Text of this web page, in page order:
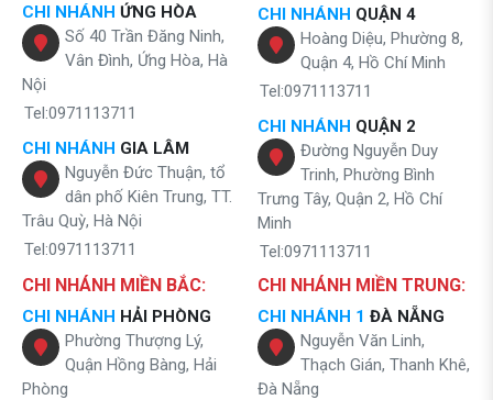
CHI NHÁNH ỨNG HÒA
Số 40 Trần Đăng Ninh,
Vân Đình, Ứng Hòa, Hà
Nội
Tel:0971113711
CHI NHÁNH GIA LÂM
Nguyễn Đức Thuận, tổ
dân phố Kiên Trung, TT.
Trâu Quỳ, Hà Nội
Tel:0971113711
CHI NHÁNH QUẬN 4
Hoàng Diệu, Phường 8,
Quận 4, Hồ Chí Minh
Tel:0971113711
CHI NHÁNH QUẬN 2
Đường Nguyễn Duy
Trinh, Phường Bình
Trưng Tây, Quận 2, Hồ Chí
Minh
Tel:0971113711
CHI NHÁNH MIỀN BẮC:
CHI NHÁNH HẢI PHÒNG
Phường Thượng Lý,
Quận Hồng Bàng, Hải
Phòng
CHI NHÁNH MIỀN TRUNG:
CHI NHÁNH 1 ĐÀ NẴNG
Nguyễn Văn Linh,
Thạch Gián, Thanh Khê,
Đà Nẵng